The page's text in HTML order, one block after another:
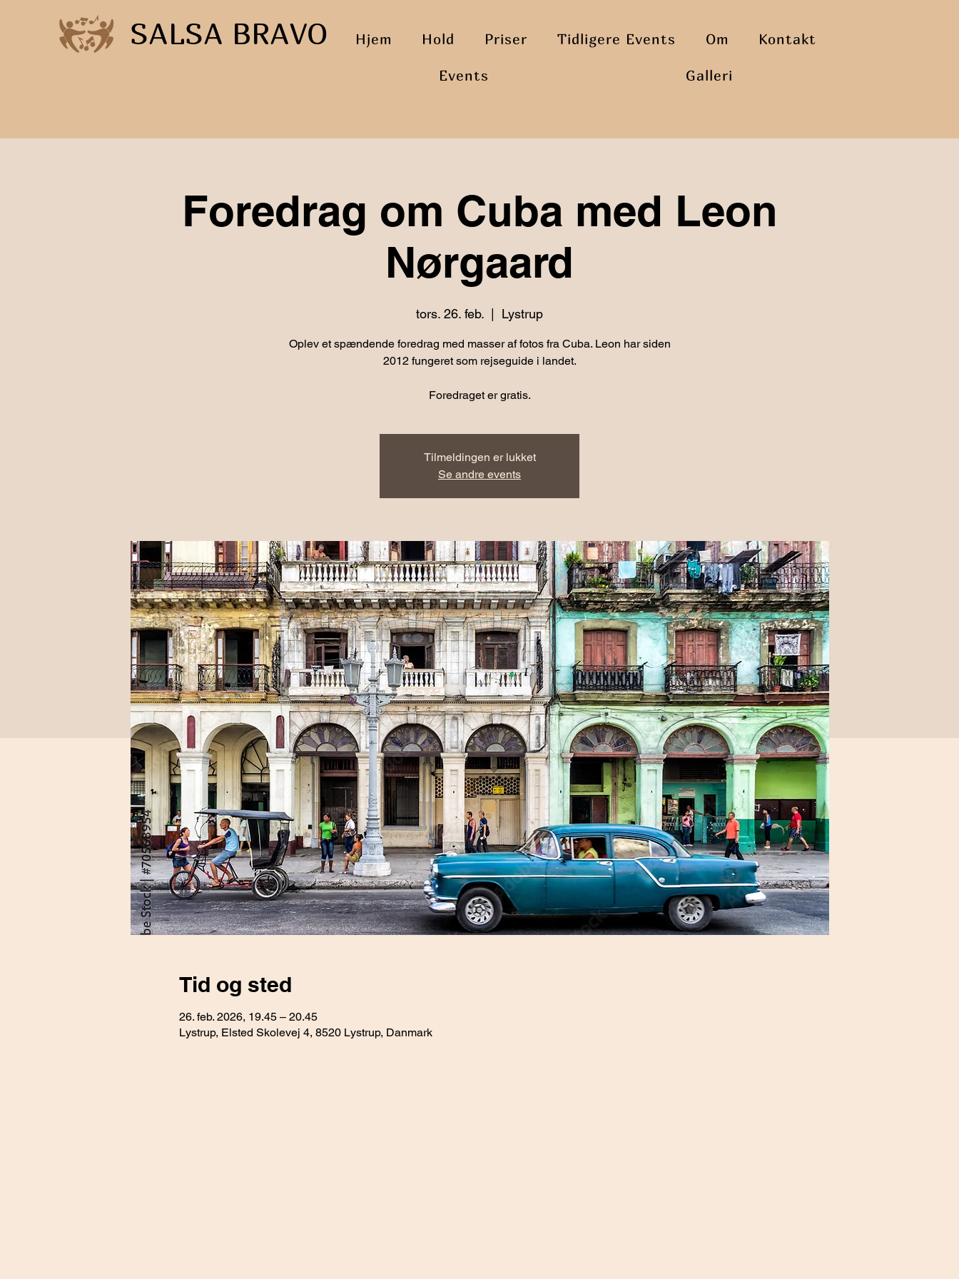
SALSA BRAVO Hjem Hold Priser Tidligere Events Om Kontakt
Events Galleri
Foredrag om Cuba med Leon
Nørgaard
tors. 26. feb. Lystrup
Oplev et spændende foredrag med masser af fotos fra Cuba. Leon har siden
2012 fungeret som rejseguide i landet.
Foredraget er gratis.
Tilmeldingen er lukket
Se andre events
Tid og sted
26. feb. 2026, 19.45 – 20.45
Lystrup, Elsted Skolevej 4, 8520 Lystrup, Danmark